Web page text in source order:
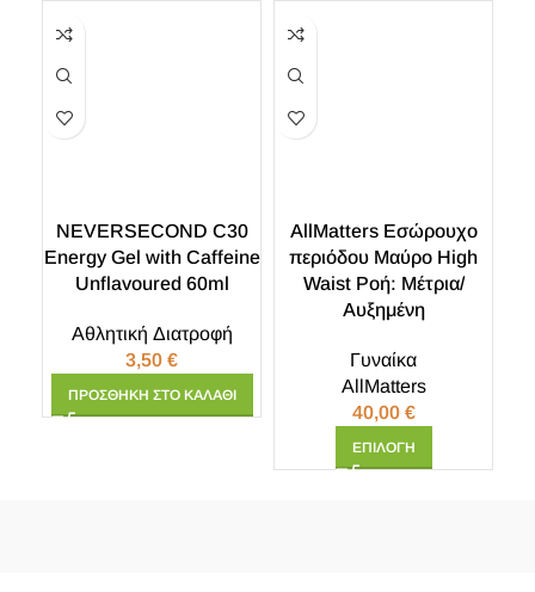
NEVERSECOND C30
Energy Gel with Caffeine
Unflavoured 60ml
Αθλητική Διατροφή
3,50 €
ΠΡΟΣΘΉΚΗ ΣΤΟ ΚΑΛΆΘΙ
AllMatters Εσώρουχo
περιόδου Μαύρο High
Waist Ροή: Μέτρια/
Αυξημένη
Γυναίκα
AllMatters
40,00 €
ΕΠΙΛΟΓΉ